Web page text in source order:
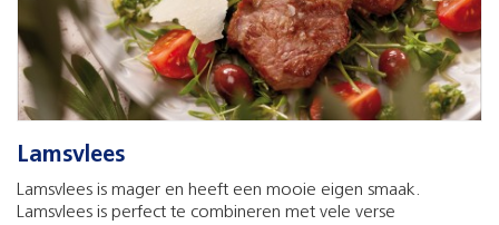
Lamsvlees
Lamsvlees is mager en heeft een mooie eigen smaak.
Lamsvlees is perfect te combineren met vele verse